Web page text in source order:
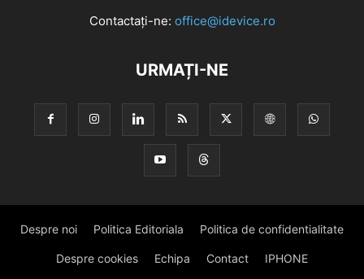
Contactați-ne: office@idevice.ro
URMAȚI-NE
Despre noi Politica Editoriala Politica de confidentialitate
Despre cookies Echipa Contact IPHONE